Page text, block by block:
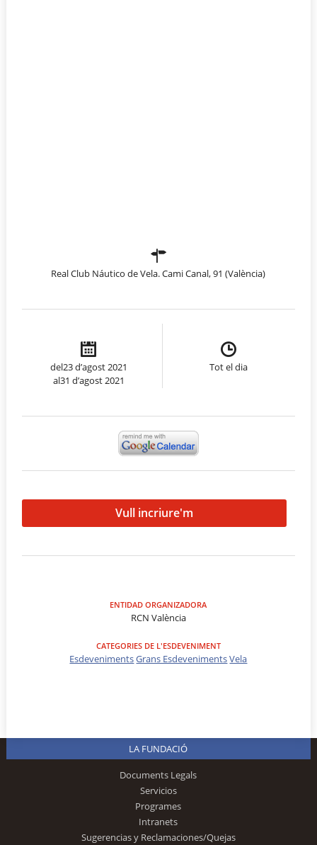
Real Club Náutico de Vela. Cami Canal, 91 (València)
del23 d’agost 2021
al31 d’agost 2021
Tot el dia
Vull incriure'm
ENTIDAD ORGANIZADORA
RCN València
CATEGORIES DE L'ESDEVENIMENT
EsdevenimentsGrans EsdevenimentsVela
LA FUNDACIÓ
Documents Legals
Servicios
Programes
Intranets
Sugerencias y Reclamaciones/Quejas